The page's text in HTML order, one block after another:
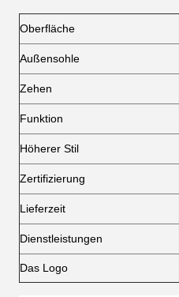
Oberfläche
Außensohle
Zehen
Funktion
Höherer Stil
Zertifizierung
Lieferzeit
Dienstleistungen
Das Logo